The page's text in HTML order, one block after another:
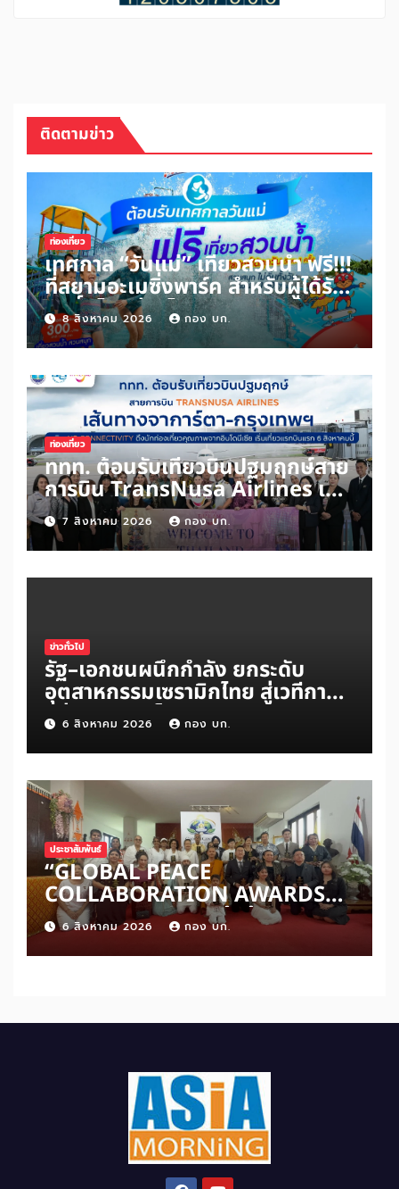
ติดตามข่าว
ท่องเที่ยว
เทศกาล “วันแม่” เที่ยวสวนน้ำ ฟรี!!!
ที่สยามอะเมซิ่งพาร์ค สำหรับผู้ได้รับ
สิทธิ์ “ไทยช่วยไทยพลัส” และผู้ถือ
“บัตรสวัสดิการแห่งรัฐ” เพิ่มเพียง
100 บาท สนุกได้ทั้งสวนน้ำและสวน
สนุกไม่อั้นตลอดวัน
8 สิงหาคม 2026 กอง บก.
ท่องเที่ยว
ททท. ต้อนรับเที่ยวบินปฐมฤกษ์สาย
การบิน TransNusa Airlines เส้น
ทางจาการ์ตา-กรุงเทพฯ เสริม Air
Connectivity ดึงนักท่องเที่ยว
คุณภาพจากอินโดนีเซีย เริ่มเที่ยว
แรกบินแรก 6 สิงหาคมนี้
7 สิงหาคม 2026 กอง บก.
ข่าวทั่วไป
รัฐ–เอกชนผนึกกำลัง ยกระดับ
อุตสาหกรรมเซรามิกไทย สู่เวทีการ
แข่งขันระดับโลก
6 สิงหาคม 2026 กอง บก.
ประชาสัมพันธ์
“GLOBAL PEACE
COLLABORATION AWARDS
2026” เปิดเวทีเชิดชูผู้สร้าง
สันติภาพโลก ดันแนวคิด ‘สันติภาพ
เริ่มต้นจากหัวใจมนุษย์’ สู่ความร่วม
6 สิงหาคม 2026 กอง บก.